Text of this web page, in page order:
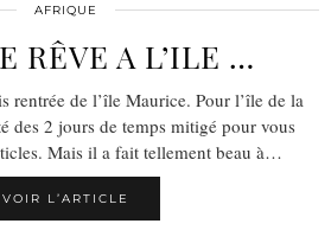
AFRIQUE
RÊVE A L’ILE …
rentrée de l’île Maurice. Pour l’île de la
des 2 jours de temps mitigé pour vous
Mais il a fait tellement beau à…
VOIR L’ARTICLE